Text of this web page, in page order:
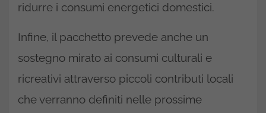
ridurre i consumi energetici domestici.
Infine, il pacchetto prevede anche un
sostegno mirato ai consumi culturali e
ricreativi attraverso piccoli contributi locali
che verranno definiti nelle prossime